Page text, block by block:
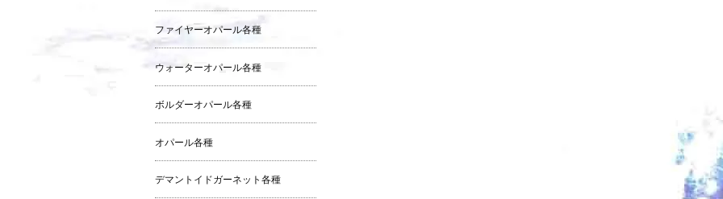
ファイヤーオパール各種
ウォーターオパール各種
ボルダーオパール各種
オパール各種
デマントイドガーネット各種